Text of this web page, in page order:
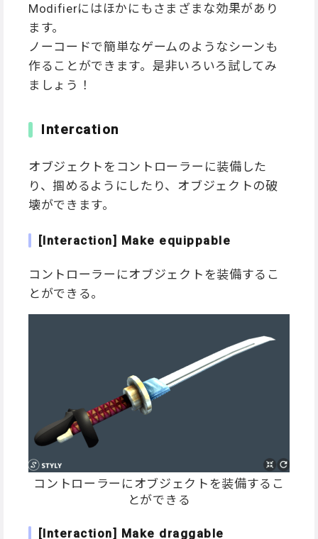
Modifierにはほかにもさまざまな効果があり
ます。
ノーコードで簡単なゲームのようなシーンも
作ることができます。是非いろいろ試してみ
ましょう！
Intercation
オブジェクトをコントローラーに装備した
り、掴めるようにしたり、オブジェクトの破
壊ができます。
[Interaction] Make equippable
コントローラーにオブジェクトを装備するこ
とができる。
コントローラーにオブジェクトを装備するこ
とができる
[Interaction] Make draggable